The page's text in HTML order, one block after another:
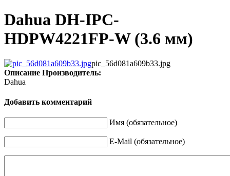
Dahua DH-IPC-
HDPW4221FP-W (3.6 мм)
pic_56d081a609b33.jpg
Описание Производитель:
Dahua
Добавить комментарий
Имя (обязательное)
E-Mail (обязательное)